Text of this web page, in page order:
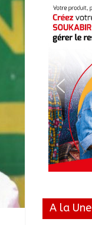
A la Une